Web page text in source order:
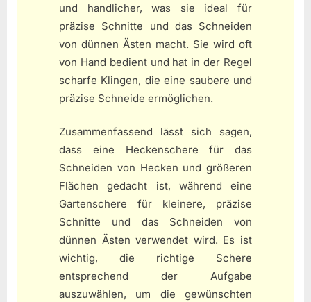
und handlicher, was sie ideal für
präzise Schnitte und das Schneiden
von dünnen Ästen macht. Sie wird oft
von Hand bedient und hat in der Regel
scharfe Klingen, die eine saubere und
präzise Schneide ermöglichen.
Zusammenfassend lässt sich sagen,
dass eine Heckenschere für das
Schneiden von Hecken und größeren
Flächen gedacht ist, während eine
Gartenschere für kleinere, präzise
Schnitte und das Schneiden von
dünnen Ästen verwendet wird. Es ist
wichtig, die richtige Schere
entsprechend der Aufgabe
auszuwählen, um die gewünschten